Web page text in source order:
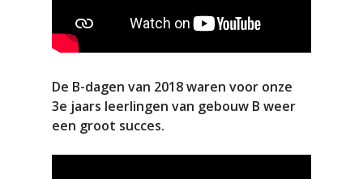
De B-dagen van 2018 waren voor onze
3e jaars leerlingen van gebouw B weer
een groot succes.